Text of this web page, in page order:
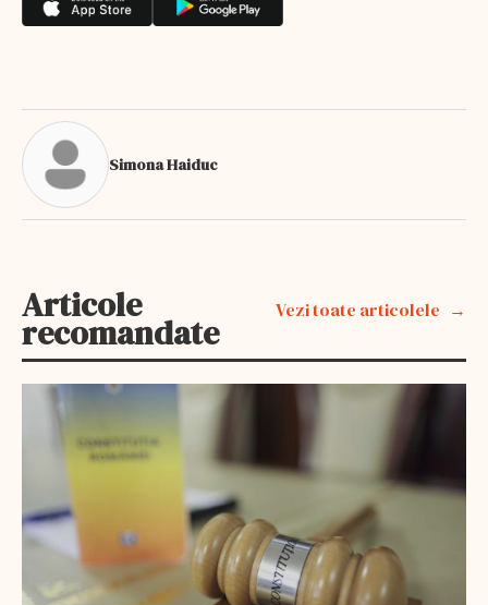
Simona Haiduc
Articole
recomandate
Vezi toate articolele